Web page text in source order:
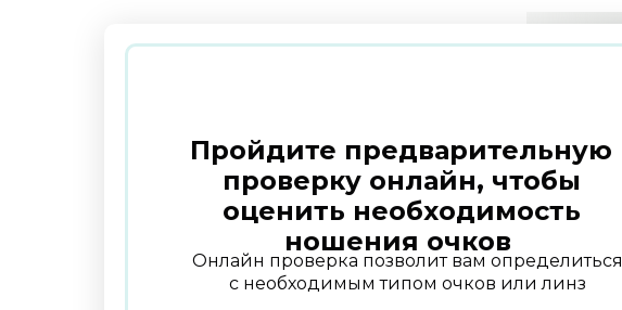
Онлайн проверка позволит вам определиться
с необходимым типом очков или линз
Пройдите предварительную
проверку онлайн, чтобы
оценить необходимость
ношения очков